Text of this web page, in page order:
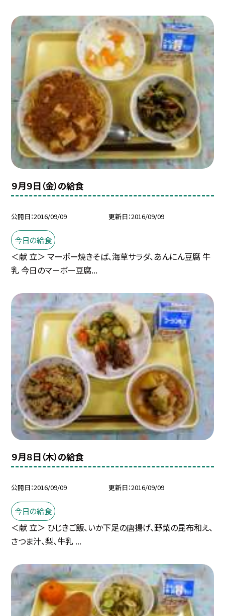
９月９日（金）の給食
公開日 2016/09/09 更新日 2016/09/09
今日の給食
＜献 立＞ マーボー焼きそば、海草サラダ、あんにん豆腐 牛
乳 今日のマーボー豆腐...
９月８日（木）の給食
公開日 2016/09/09 更新日 2016/09/09
今日の給食
＜献 立＞ ひじきご飯、いか下足の唐揚げ、野菜の昆布和え、
さつま汁、梨、牛乳 ...